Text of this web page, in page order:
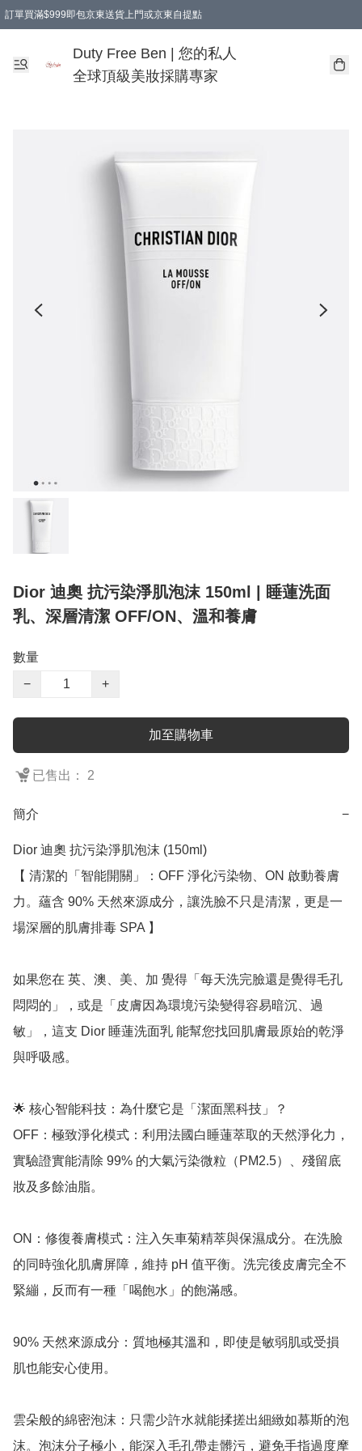
訂單買滿$999即包京東送貨上門或京東自提點
Duty Free Ben | 您的私人
全球頂級美妝採購專家
Dior 迪奧 抗污染淨肌泡沫 150ml | 睡蓮洗面
乳、深層清潔 OFF/ON、溫和養膚
數量
−
+
加至購物車
已售出： 2
簡介 −
Dior 迪奧 抗污染淨肌泡沫 (150ml)
【 清潔的「智能開關」：OFF 淨化污染物、ON 啟動養膚
力。蘊含 90% 天然來源成分，讓洗臉不只是清潔，更是一
場深層的肌膚排毒 SPA 】
如果您在 英、澳、美、加 覺得「每天洗完臉還是覺得毛孔
悶悶的」，或是「皮膚因為環境污染變得容易暗沉、過
敏」，這支 Dior 睡蓮洗面乳 能幫您找回肌膚最原始的乾淨
與呼吸感。
🌟 核心智能科技：為什麼它是「潔面黑科技」？
OFF：極致淨化模式：利用法國白睡蓮萃取的天然淨化力，
實驗證實能清除 99% 的大氣污染微粒（PM2.5）、殘留底
妝及多餘油脂。
ON：修復養膚模式：注入矢車菊精萃與保濕成分。在洗臉
的同時強化肌膚屏障，維持 pH 值平衡。洗完後皮膚完全不
緊繃，反而有一種「喝飽水」的飽滿感。
90% 天然來源成分：質地極其溫和，即使是敏弱肌或受損
肌也能安心使用。
雲朵般的綿密泡沫：只需少許水就能揉搓出細緻如慕斯的泡
沫。泡沫分子極小，能深入毛孔帶走髒污，避免手指過度摩